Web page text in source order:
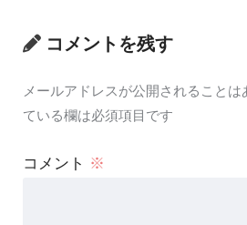
コメントを残す
メールアドレスが公開されることは
ている欄は必須項目です
コメント ※